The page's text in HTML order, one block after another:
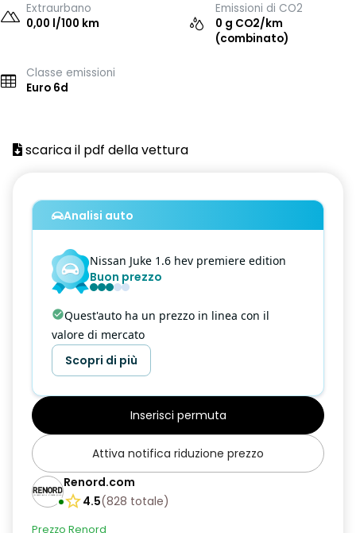
Extraurbano
0,00 l/100 km
Emissioni di CO2
0 g CO2/km
(combinato)
Classe emissioni
Euro 6d
scarica il pdf della vettura
Analisi auto
Nissan Juke 1.6 hev premiere edition
Buon prezzo
Quest'auto ha un prezzo in linea con il
valore di mercato
Scopri di più
Inserisci permuta
Attiva notifica riduzione prezzo
Renord.com
4.5(828 totale)
Prezzo Renord